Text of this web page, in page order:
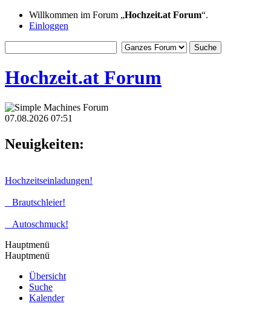
Willkommen im Forum „Hochzeit.at Forum“.
Einloggen
Hochzeit.at Forum
07.08.2026 07:51
Neuigkeiten:
Hochzeitseinladungen!
Brautschleier!
Autoschmuck!
Hauptmenü
Hauptmenü
Übersicht
Suche
Kalender